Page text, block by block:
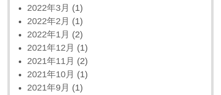
2022年3月 (1)
2022年2月 (1)
2022年1月 (2)
2021年12月 (1)
2021年11月 (2)
2021年10月 (1)
2021年9月 (1)